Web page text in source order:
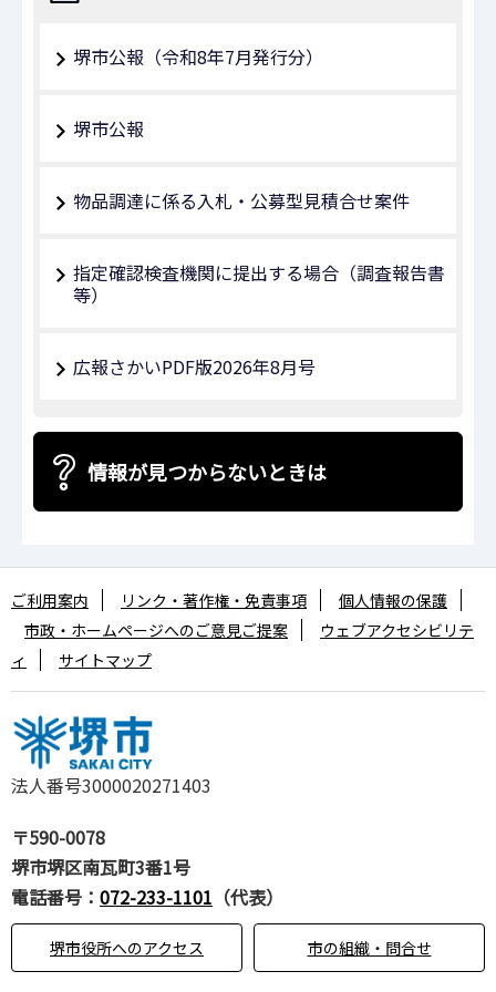
堺市公報（令和8年7月発行分）
堺市公報
物品調達に係る入札・公募型見積合せ案件
指定確認検査機関に提出する場合（調査報告書
等）
広報さかいPDF版2026年8月号
情報が見つからないときは
法人番号3000020271403
〒590-0078
堺市堺区南瓦町3番1号
電話番号： 072-233-1101 （代表）
堺市役所へのアクセス 市の組織・問合せ
ご利用案内 リンク・著作権・免責事項
個人情報の保護
市政・ホームページへのご意見ご提案
ウェブアクセシビリテ
ィ
サイトマップ